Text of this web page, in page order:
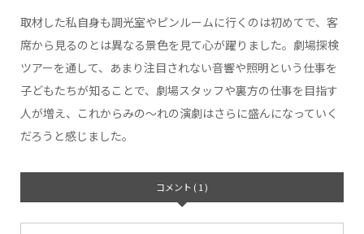
取材した私自身も調光室やピンルームに行くのは初めてで、客
席から見るのとは異なる景色を見て心が躍りました。劇場探検
ツアーを通して、あまり注目されない音響や照明という仕事を
子どもたちが知ることで、劇場スタッフや裏方の仕事を目指す
人が増え、これからみの～れの演劇はさらに盛んになっていく
だろうと感じました。
コメント ( 1 )